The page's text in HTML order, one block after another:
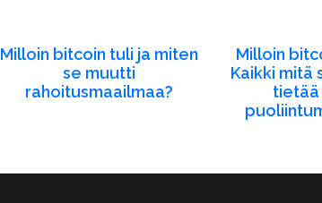
Milloin bitcoin tuli ja miten
se muutti
rahoitusmaailmaa?
Milloin
Kaikki mitä
tietää